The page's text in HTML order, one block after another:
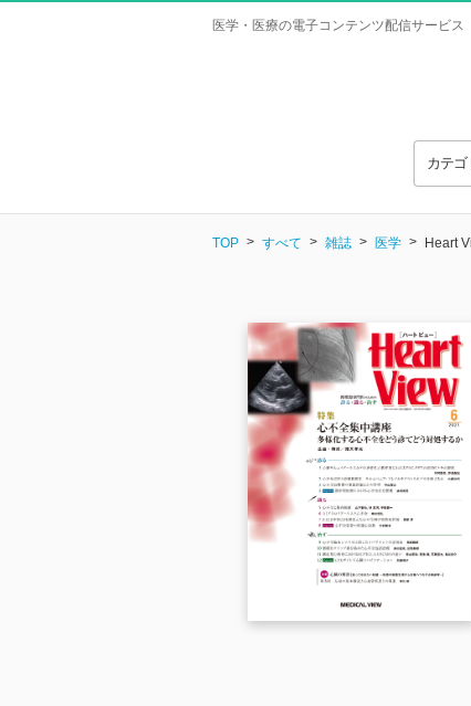
医学・医療の電子コンテンツ配信サービス
カテゴ
TOP すべて 雑誌 医学 Heart